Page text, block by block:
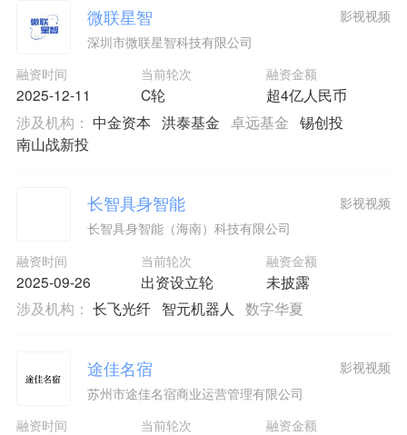
微联星智
深圳市微联星智科技有限公司
融资时间
2025-12-11
当前轮次
C轮
融资金额
超4亿人民币
影视视频
涉及机构： 中金资本 洪泰基金 卓远基金 锡创投
南山战新投
长智具身智能
长智具身智能（海南）科技有限公司
融资时间
2025-09-26
当前轮次
出资设立轮
融资金额
未披露
影视视频
涉及机构： 长飞光纤 智元机器人 数字华夏
途佳名宿
苏州市途佳名宿商业运营管理有限公司
融资时间
当前轮次 融资金额
影视视频